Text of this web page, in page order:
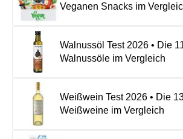
Veganen Snacks im
Walnussöl Test 2026 • Die
Walnussöle im Vergleich
Weißwein Test 2026 • Die
Weißweine im Vergleich